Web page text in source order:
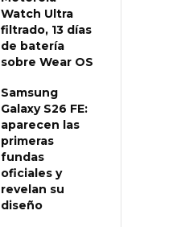
Watch Ultra
filtrado, 13 días
de batería
sobre Wear OS
Samsung
Galaxy S26 FE:
aparecen las
primeras
fundas
oficiales y
revelan su
diseño